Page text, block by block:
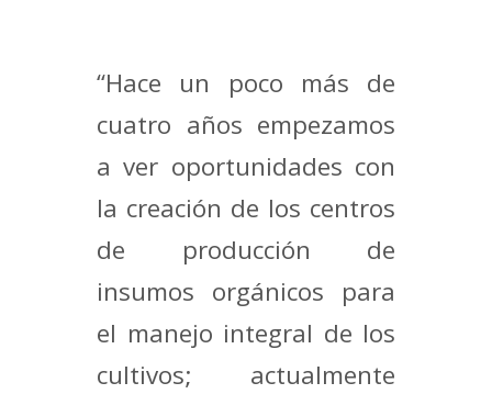
“Hace un poco más de
cuatro años empezamos
a ver oportunidades con
la creación de los centros
de producción de
insumos orgánicos para
el manejo integral de los
cultivos; actualmente